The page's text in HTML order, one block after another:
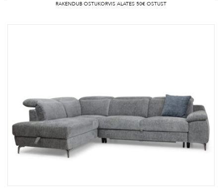
RAKENDUB OSTUKORVIS ALATES 50€ OSTUST